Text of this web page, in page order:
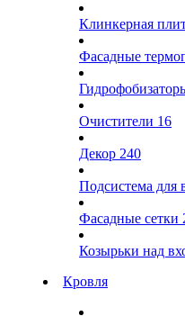
Клинкерная
Фасадные
Очистители 16
Декор 240
Подсистема для
Фасадные сетки
Козырьки над
Кровля